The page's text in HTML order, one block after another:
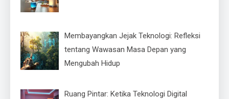
Membayangkan Jejak Teknologi: Refleksi
tentang Wawasan Masa Depan yang
Mengubah Hidup
Ruang Pintar: Ketika Teknologi Digital